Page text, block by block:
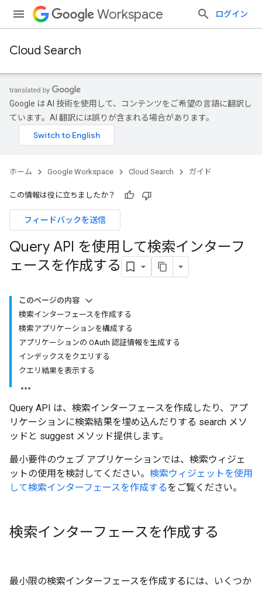
Workspace ログイン
Cloud Search
Google は AI 技術を使用して、コンテンツをご希望の言語に翻訳し
ています。AI 翻訳には誤りが含まれる場合があります。
ホーム Google Workspace Cloud Search ガイド
この情報は役に立ちましたか？
フィードバックを送信
Query API を使用して検索インターフ
ェースを作成する
このページの内容
検索インターフェースを作成する
検索アプリケーションを構成する
アプリケーションの OAuth 認証情報を生成する
インデックスをクエリする
クエリ結果を表示する
Query API は、検索インターフェースを作成したり、アプ
リケーションに検索結果を埋め込んだりする search メソ
ッドと suggest メソッド提供します。
最小要件のウェブ アプリケーションでは、検索ウィジェ
ットの使用を検討してください。 検索ウィジェットを使用
して検索インターフェースを作成するをご覧ください。
検索インターフェースを作成する
最小限の検索インターフェースを作成するには、いくつか